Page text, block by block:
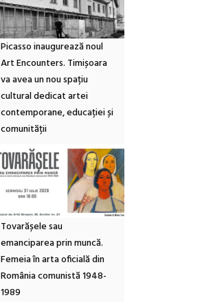
Picasso inaugurează noul
Art Encounters. Timișoara
va avea un nou spațiu
cultural dedicat artei
contemporane, educației și
comunității
Tovarășele sau
emanciparea prin muncă.
Femeia în arta oficială din
România comunistă 1948-
1989